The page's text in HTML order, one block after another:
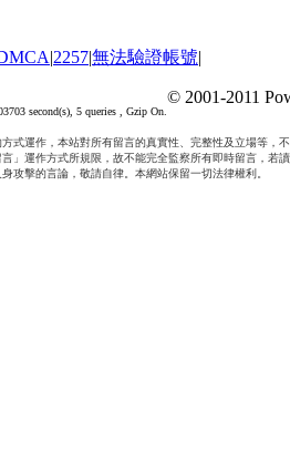
|2257|無法驗證帳號|
second(s), 5 queries , Gzip On.
© 2001-2011
式運作，本站對所有留言的真實性、完整性及立場等
」運作方式所規限，故不能完全監察所有即時留言，
攻擊的言論，敬請自律。本網站保留一切法律權利。